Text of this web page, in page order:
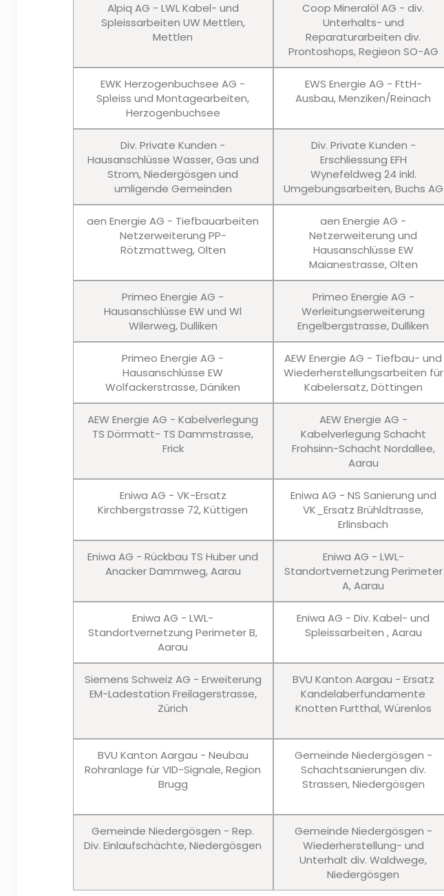
Alpiq AG - LWL Kabel- und
Spleissarbeiten UW Mettlen,
Mettlen
Coop Mineralöl AG - div.
Unterhalts- und
Reparaturarbeiten div.
Prontoshops, Regieon SO-AG
EWK Herzogenbuchsee AG -
Spleiss und Montagearbeiten,
Herzogenbuchsee
EWS Energie AG - FttH-
Ausbau, Menziken/Reinach
Div. Private Kunden -
Hausanschlüsse Wasser, Gas und
Strom, Niedergösgen und
umligende Gemeinden
Div. Private Kunden -
Erschliessung EFH
Wynefeldweg 24 inkl.
Umgebungsarbeiten, Buchs AG
aen Energie AG - Tiefbauarbeiten
Netzerweiterung PP-
Rötzmattweg, Olten
aen Energie AG -
Netzerweiterung und
Hausanschlüsse EW
Maianestrasse, Olten
Primeo Energie AG -
Hausanschlüsse EW und Wl
Wilerweg, Dulliken
Primeo Energie AG -
Werleitungserweiterung
Engelbergstrasse, Dulliken
Primeo Energie AG -
Hausanschlüsse EW
Wolfackerstrasse, Däniken
AEW Energie AG - Tiefbau- und
Wiederherstellungsarbeiten für
Kabelersatz, Döttingen
AEW Energie AG - Kabelverlegung
TS Dörrmatt- TS Dammstrasse,
Frick
AEW Energie AG -
Kabelverlegung Schacht
Frohsinn-Schacht Nordallee,
Aarau
Eniwa AG - VK-Ersatz
Kirchbergstrasse 72, Küttigen
Eniwa AG - NS Sanierung und
VK_Ersatz Brühldtrasse,
Erlinsbach
Eniwa AG - Rückbau TS Huber und
Anacker Dammweg, Aarau
Eniwa AG - LWL-
Standortvernetzung Perimeter
A, Aarau
Eniwa AG - LWL-
Standortvernetzung Perimeter B,
Aarau
Eniwa AG - Div. Kabel- und
Spleissarbeiten , Aarau
Siemens Schweiz AG - Erweiterung
EM-Ladestation Freilagerstrasse,
Zürich
BVU Kanton Aargau - Ersatz
Kandelaberfundamente
Knotten Furtthal, Würenlos
BVU Kanton Aargau - Neubau
Rohranlage für VID-Signale, Region
Brugg
Gemeinde Niedergösgen -
Schachtsanierungen div.
Strassen, Niedergösgen
Gemeinde Niedergösgen - Rep.
Div. Einlaufschächte, Niedergösgen
Gemeinde Niedergösgen -
Wiederherstellung- und
Unterhalt div. Waldwege,
Niedergösgen